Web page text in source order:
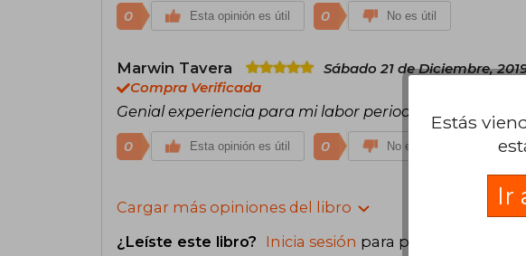
0 Esta opinión es útil 0 No es útil
Marwin Tavera
Sábado 21 de Diciembre,
Compra Verificada
Genial experiencia para mi labor periodística
0 Esta opinión es útil 0 No es útil
Cargar más opiniones del libro
¿Leíste este libro? Inicia sesión para poder agregar
Estás
Ir